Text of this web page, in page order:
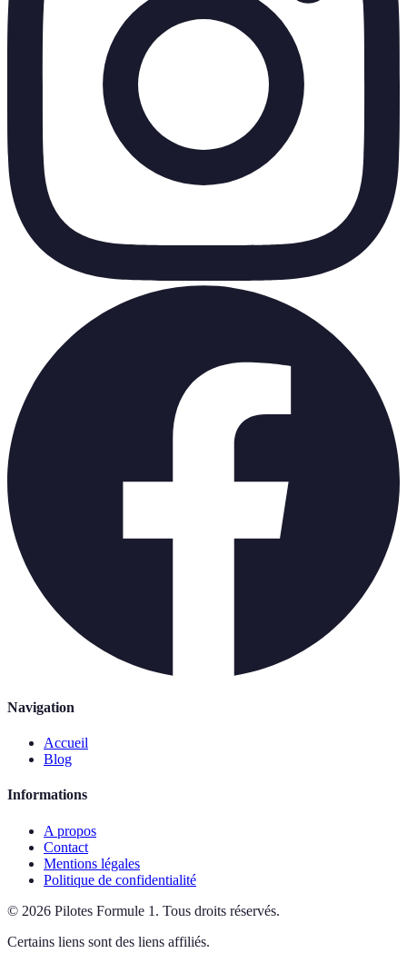
Navigation
Accueil
Blog
Informations
A propos
Contact
Mentions légales
Politique de confidentialité
© 2026 Pilotes Formule 1 . Tous droits réservés.
Certains liens sont des liens affiliés.